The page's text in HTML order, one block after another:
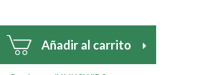
Añadir al carrito